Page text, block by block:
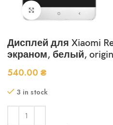
Нажмите, чтобы
Дисплей для Xiaomi
экраном, белый,
540.00 ₴
3 in stock